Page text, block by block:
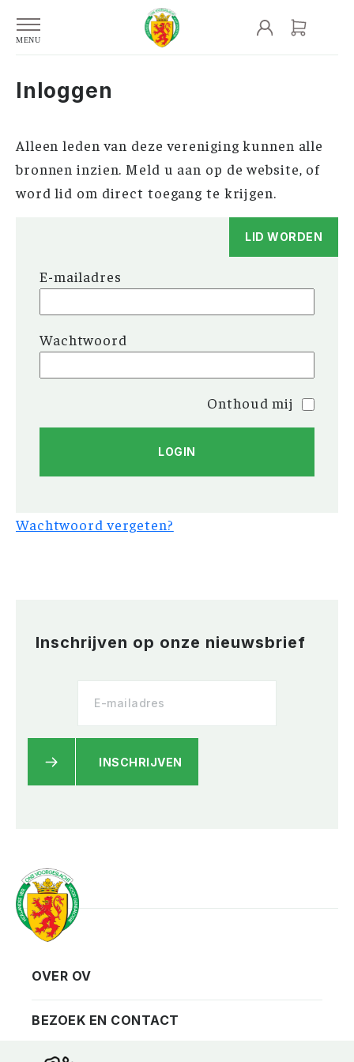
Inloggen
Alleen leden van deze vereniging kunnen alle
bronnen inzien. Meld u aan op de website, of
word lid om direct toegang te krijgen.
LID WORDEN
E-mailadres
Wachtwoord
Onthoud mij
Wachtwoord vergeten?
Inschrijven op onze nieuwsbrief
INSCHRIJVEN
Vereniging
Privacy
Contact
Bezoekadres
OVER OV
BEZOEK EN CONTACT